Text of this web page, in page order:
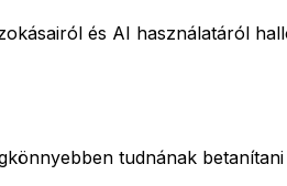
és AI használatáról
tudnának